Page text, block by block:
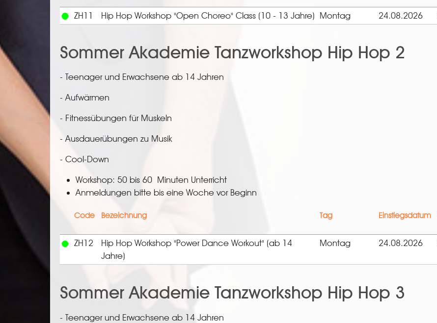
ZH11 Hip Hop Workshop "Open Choreo" Class (10 - 13 Jahre) Montag 24.08.2026
Sommer Akademie Tanzworkshop Hip Hop 2
- Teenager und Erwachsene ab 14 Jahren
- Aufwärmen
- Fitnessübungen für Muskeln
- Ausdauerübungen zu Musik
- Cool-Down
Workshop: 50 bis 60 Minuten Unterricht
Anmeldungen bitte bis eine Woche vor Beginn
Code Bezeichnung Tag Einstiegsdatum
ZH12
Hip Hop Workshop "Power Dance Workout" (ab 14
Jahre)
Montag 24.08.2026
Sommer Akademie Tanzworkshop Hip Hop 3
- Teenager und Erwachsene ab 14 Jahren